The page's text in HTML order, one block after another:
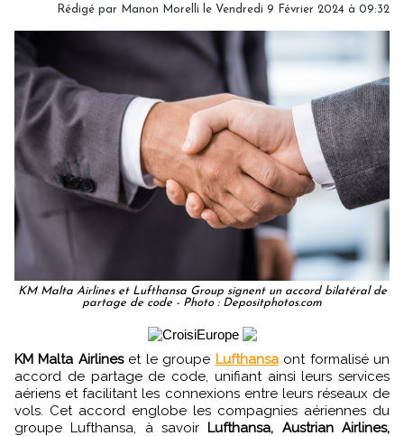
Rédigé par Manon Morelli le Vendredi 9 Février 2024 à 09:32
KM Malta Airlines et Lufthansa Group signent un accord bilatéral de
partage de code - Photo : Depositphotos.com
KM Malta Airlineset le groupe Lufthansaont formalisé un
accord de partage de code, unifiant ainsi leurs services
aériens et facilitant les connexions entre leurs réseaux de
vols. Cet accord englobe les compagnies aériennes du
groupe Lufthansa, à savoir Lufthansa, Austrian Airlines,